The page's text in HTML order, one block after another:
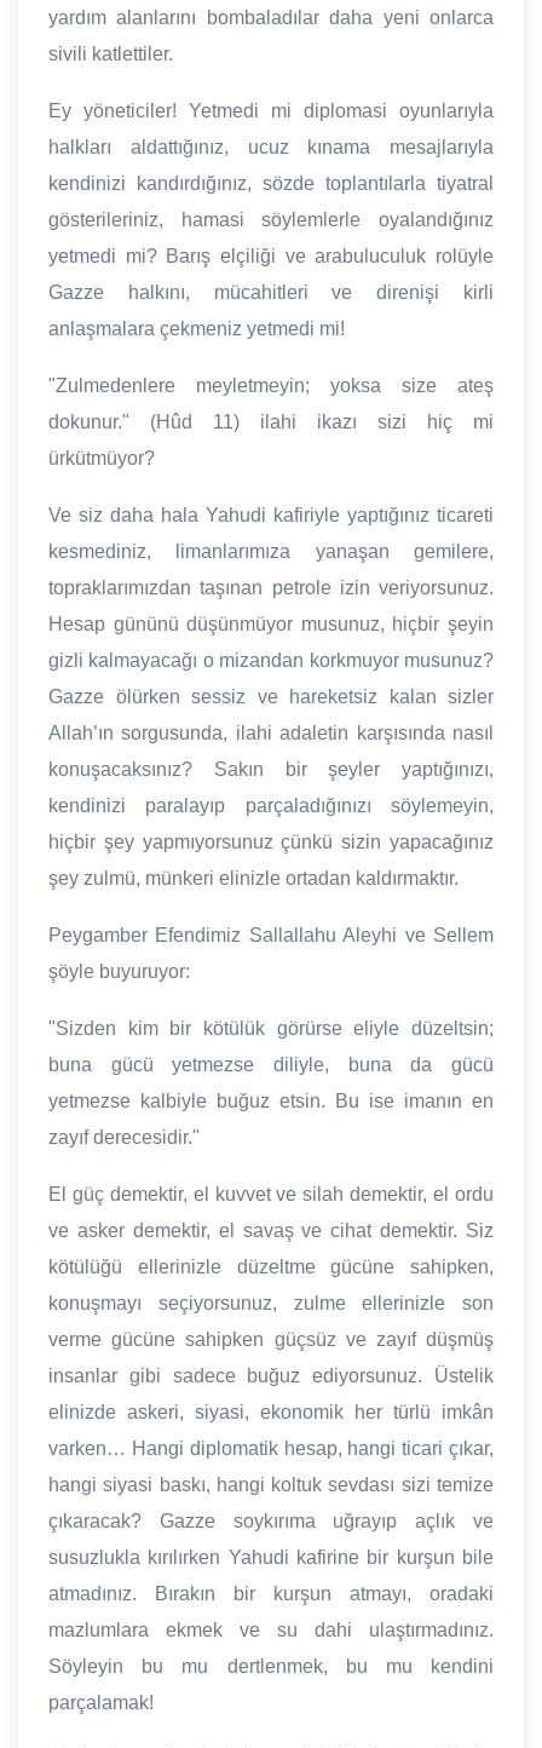
yardım alanlarını bombaladılar daha yeni onlarca
sivili katlettiler.
Ey yöneticiler! Yetmedi mi diplomasi oyunlarıyla
halkları aldattığınız, ucuz kınama mesajlarıyla
kendinizi kandırdığınız, sözde toplantılarla tiyatral
gösterileriniz, hamasi söylemlerle oyalandığınız
yetmedi mi? Barış elçiliği ve arabuluculuk rolüyle
Gazze halkını, mücahitleri ve direnişi kirli
anlaşmalara çekmeniz yetmedi mi!
"Zulmedenlere meyletmeyin; yoksa size ateş
dokunur." (Hûd 11) ilahi ikazı sizi hiç mi
ürkütmüyor?
Ve siz daha hala Yahudi kafiriyle yaptığınız ticareti
kesmediniz, limanlarımıza yanaşan gemilere,
topraklarımızdan taşınan petrole izin veriyorsunuz.
Hesap gününü düşünmüyor musunuz, hiçbir şeyin
gizli kalmayacağı o mizandan korkmuyor musunuz?
Gazze ölürken sessiz ve hareketsiz kalan sizler
Allah’ın sorgusunda, ilahi adaletin karşısında nasıl
konuşacaksınız? Sakın bir şeyler yaptığınızı,
kendinizi paralayıp parçaladığınızı söylemeyin,
hiçbir şey yapmıyorsunuz çünkü sizin yapacağınız
şey zulmü, münkeri elinizle ortadan kaldırmaktır.
Peygamber Efendimiz Sallallahu Aleyhi ve Sellem
şöyle buyuruyor:
"Sizden kim bir kötülük görürse eliyle düzeltsin;
buna gücü yetmezse diliyle, buna da gücü
yetmezse kalbiyle buğuz etsin. Bu ise imanın en
zayıf derecesidir."
El güç demektir, el kuvvet ve silah demektir, el ordu
ve asker demektir, el savaş ve cihat demektir. Siz
kötülüğü ellerinizle düzeltme gücüne sahipken,
konuşmayı seçiyorsunuz, zulme ellerinizle son
verme gücüne sahipken güçsüz ve zayıf düşmüş
insanlar gibi sadece buğuz ediyorsunuz. Üstelik
elinizde askeri, siyasi, ekonomik her türlü imkân
varken… Hangi diplomatik hesap, hangi ticari çıkar,
hangi siyasi baskı, hangi koltuk sevdası sizi temize
çıkaracak? Gazze soykırıma uğrayıp açlık ve
susuzlukla kırılırken Yahudi kafirine bir kurşun bile
atmadınız. Bırakın bir kurşun atmayı, oradaki
mazlumlara ekmek ve su dahi ulaştırmadınız.
Söyleyin bu mu dertlenmek, bu mu kendini
parçalamak!